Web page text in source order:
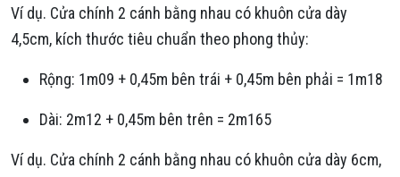
Ví dụ. Cửa chính 2 cánh bằng nhau có khuôn cửa dày
4,5cm, kích thước tiêu chuẩn theo phong thủy:
Rộng: 1m09 + 0,45m bên trái + 0,45m bên phải = 1m18
Dài: 2m12 + 0,45m bên trên = 2m165
Ví dụ. Cửa chính 2 cánh bằng nhau có khuôn cửa dày 6cm,